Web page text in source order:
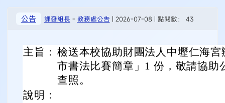
公告 課發組長 - 教務處公告 | 2026-07-08 | 點閱數： 43
主旨： 檢送本校協助財團法人中壢仁海
市書法比賽簡章」1 份，敬請協助
查照。
說明：